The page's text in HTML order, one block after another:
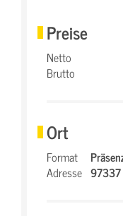
Preise
Netto
Brutto
Ort
Format
Adresse 97337